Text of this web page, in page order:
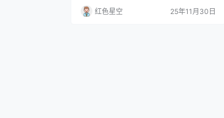
时在网上购物，是否觉得品类不够丰富？te
mu就能让你摆脱这样的烦恼。你是不是也
红色星空 25年11月30日